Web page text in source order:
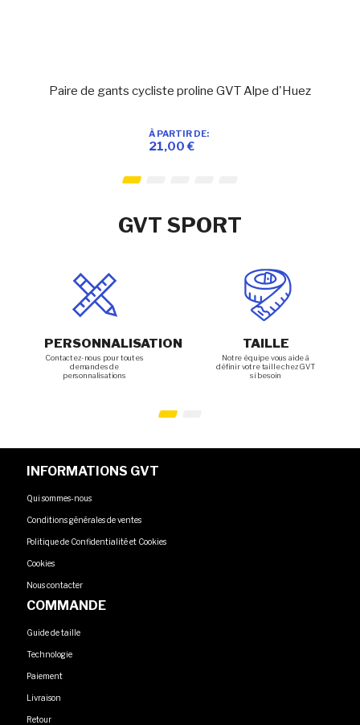
Ajouter à ma liste d’envie
Ajouter au panier
Paire de gants cycliste proline GVT Alpe d'Huez
À PARTIR DE
21,00 €
GVT SPORT
PERSONNALISATION
Contactez-nous pour toutes
demandes de
personnalisations
TAILLE
Notre équipe vous aide à
définir votre taille chez GVT
si besoin
INFORMATIONS GVT
Qui sommes-nous
Conditions générales de ventes
Politique de Confidentialité et Cookies
Cookies
Nous contacter
COMMANDE
Guide de taille
Technologie
Paiement
Livraison
Retour